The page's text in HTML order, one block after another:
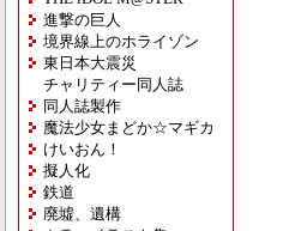
進撃の巨人
境界線上のホライゾン
東日本大震災
チャリティー同人誌
同人誌製作
魔法少女まどか☆マギカ
けいおん！
擬人化
鉄道
廃墟、遺構